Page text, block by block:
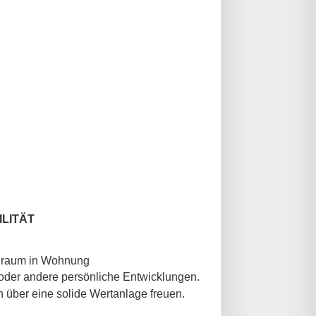
andere persönliche Entwicklungen.
eine solide Wertanlage freuen.